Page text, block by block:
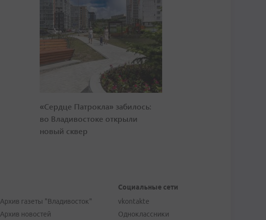
«Сердце Патрокла» забилось:
во Владивостоке открыли
новый сквер
Архив газеты "Владивосток"
Архив новостей
Социальные сети
vkontakte
Одноклассники